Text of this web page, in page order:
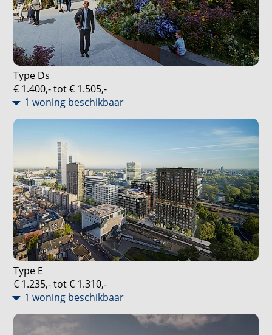
Type Ds
€ 1.400,- tot € 1.505,-
1 woning beschikbaar
Type E
€ 1.235,- tot € 1.310,-
1 woning beschikbaar